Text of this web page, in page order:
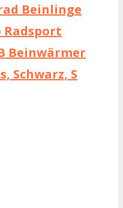
Beinlinge
Beinwärmer
Schwarz, S